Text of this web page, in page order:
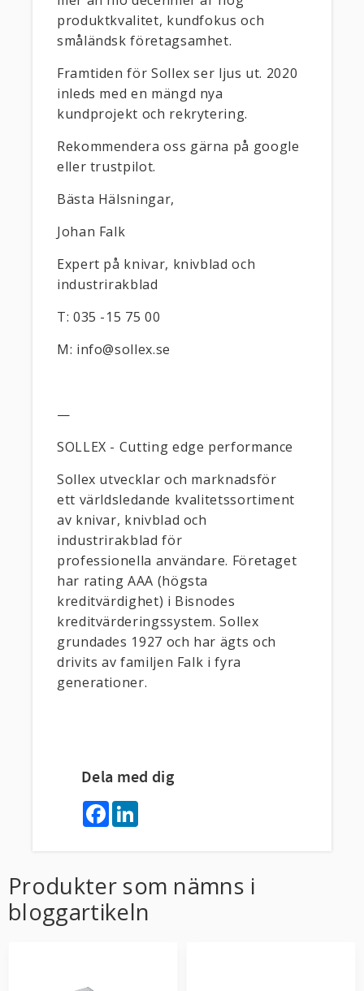
produktkvalitet, kundfokus och
småländsk företagsamhet.
Framtiden för Sollex ser ljus ut. 2020
inleds med en mängd nya
kundprojekt och rekrytering.
Rekommendera oss gärna på google
eller trustpilot.
Bästa Hälsningar,
Johan Falk
Expert på knivar, knivblad och
industrirakblad
T: 035 -15 75 00
M: info@sollex.se
—
SOLLEX - Cutting edge performance
Sollex utvecklar och marknadsför
ett världsledande kvalitetssortiment
av knivar, knivblad och
industrirakblad för
professionella användare. Företaget
har rating AAA (högsta
kreditvärdighet) i Bisnodes
kreditvärderingssystem. Sollex
grundades 1927 och har ägts och
drivits av familjen Falk i fyra
generationer.
Dela med dig
F
a
o
k
I
n
Produkter som nämns i
bloggartikeln